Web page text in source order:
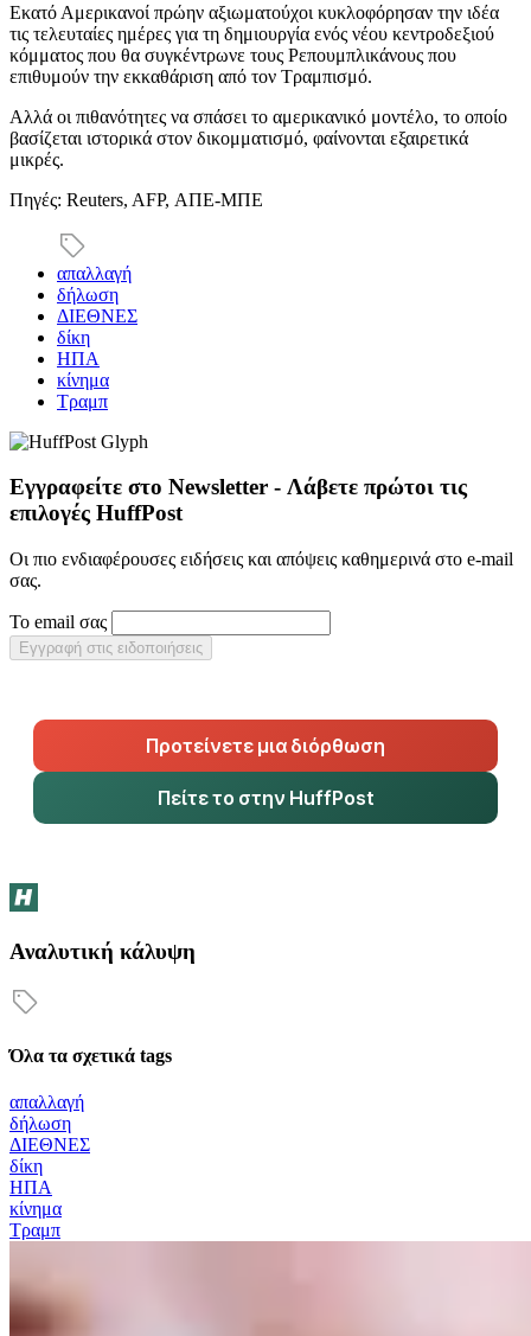
Εκατό Αμερικανοί πρώην αξιωματούχοι κυκλοφόρησαν την ιδέα
τις τελευταίες ημέρες για τη δημιουργία ενός νέου κεντροδεξιού
κόμματος που θα συγκέντρωνε τους Ρεπουμπλικάνους που
επιθυμούν την εκκαθάριση από τον Τραμπισμό.
Αλλά οι πιθανότητες να σπάσει το αμερικανικό μοντέλο, το οποίο
βασίζεται ιστορικά στον δικομματισμό, φαίνονται εξαιρετικά
μικρές.
Πηγές: Reuters, AFP, ΑΠΕ-ΜΠΕ
απαλλαγή
δήλωση
ΔΙΕΘΝΕΣ
δίκη
ΗΠΑ
κίνημα
Τραμπ
Εγγραφείτε στο Newsletter - Λάβετε πρώτοι τις
επιλογές HuffPost
Οι πιο ενδιαφέρουσες ειδήσεις και απόψεις καθημερινά στο e-mail
σας.
Το email σας
Εγγραφή στις ειδοποιήσεις
Προτείνετε μια διόρθωση
Πείτε το στην HuffPost
Αναλυτική κάλυψη
Όλα τα σχετικά tags
απαλλαγή
δήλωση
ΔΙΕΘΝΕΣ
δίκη
ΗΠΑ
κίνημα
Τραμπ